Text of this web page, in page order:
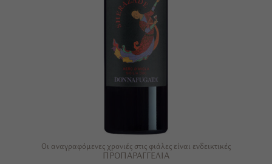
Οι αναγραφόμενες χρονιές στις φιάλες είναι ενδεικτικές
ΠΡΟΠΑΡΑΓΓΕΛΊΑ